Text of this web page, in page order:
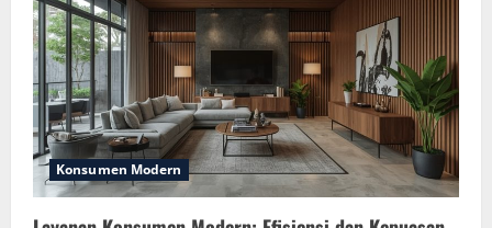
Konsumen Modern